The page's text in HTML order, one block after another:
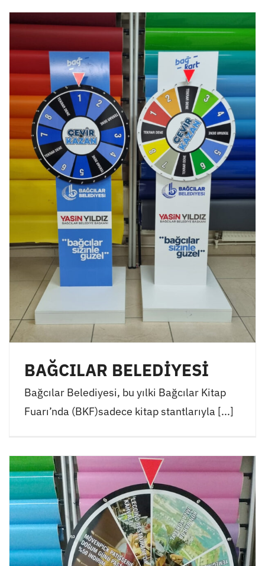
BAĞCILAR BELEDİYESİ
Bağcılar Belediyesi, bu yılki Bağcılar Kitap
Fuarı’nda (BKF)sadece kitap stantlarıyla [...]